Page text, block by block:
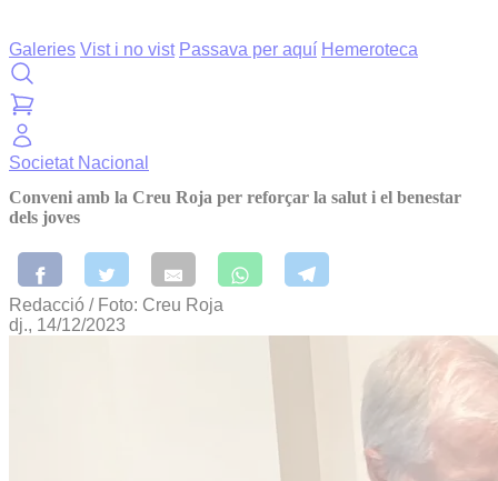
Galeries Vist i no vist Passava per aquí Hemeroteca
Societat Nacional
Conveni amb la Creu Roja per reforçar la salut i el benestar
dels joves
Redacció / Foto: Creu Roja
dj., 14/12/2023